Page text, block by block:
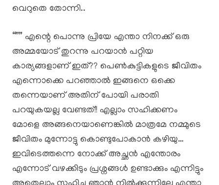
വെറുതെ തോന്നി..
“”” എന്റെ പൊന്നു പ്രിയേ എന്താ നിനക്ക് ഒരു
അമ്മയോട് തുറന്നു പറയാൻ പറ്റിയ
കാര്യങ്ങളാണ് ഇത്?? പെൺകുട്ടികളുടെ ജീവിതം
എന്നൊക്കെ പറഞ്ഞാൽ ഇങ്ങനെ ഒക്കെ
തന്നെയാണ് അതിന് പോയി പരാതി
പറയുകയല്ല വേണ്ടത്!! എല്ലാം സഹിക്കണം
മോളെ അങ്ങനെയാണെങ്കിൽ മാത്രമേ നമ്മുടെ
ജീവിതം മുന്നോട്ടു കൊണ്ടുപോകാൻ കഴിയു…
ഇവിടെത്തന്നെ നോക്ക് അച്ഛൻ എന്തോരം
എന്നോട് വഴക്കിടും പ്രശ്നങ്ങൾ ഉണ്ടാക്കും എന്നിട്ടും